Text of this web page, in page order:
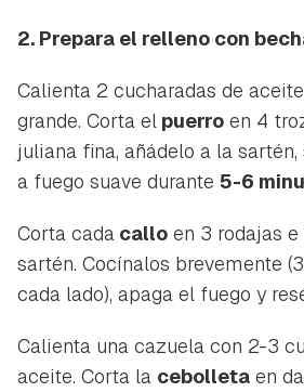
2. Prepara el relleno con
Calienta 2 cucharadas de
grande. Corta el puerro en 4
juliana fina, añádelo a la sartén,
a fuego suave durante 5-6
Corta cada callo en 3 rodajas
sartén. Cocínalos brevemente
cada lado), apaga el fuego y
Calienta una cazuela con 2-3
aceite. Corta la cebolleta en